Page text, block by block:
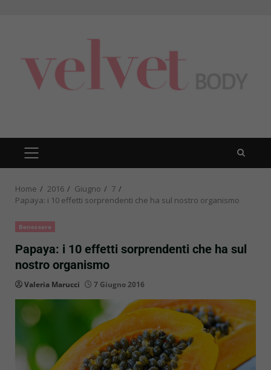
PRIMARY
MENU
Home 2016 Giugno
7
Papaya: i 10 effetti sorprendenti che ha sul nostro organismo
Benessere
Papaya: i 10 effetti sorprendenti che ha sul
nostro organismo
Valeria Marucci 7 Giugno 2016